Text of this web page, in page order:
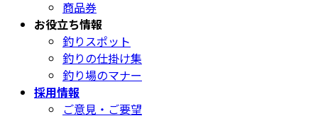
商品券
お役立ち情報
釣りスポット
釣りの仕掛け集
釣り場のマナー
採用情報
ご意見・ご要望